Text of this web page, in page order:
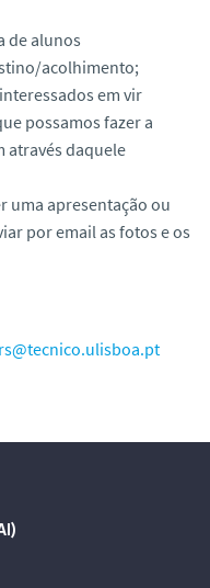
de alunos
acolhimento;
em vir
possamos fazer a
através daquele
uma apresentação ou
por email as fotos e os